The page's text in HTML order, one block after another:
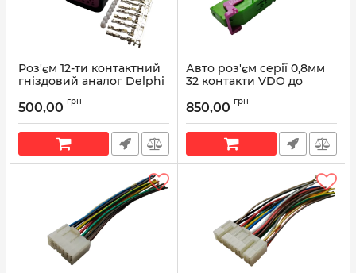
Роз'єм 12-ти контактний
гніздовий аналог Delphi
Артикул: 13530777
500,00 грн
Авто роз'єм серії 0,8мм
32 контакти VDO до
Калина Пріора з
929409-1 з проводом
1-929409-1
850,00 грн